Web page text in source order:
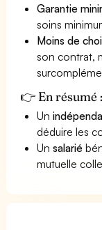
Garantie
soins
Moins de
son contrat,
👉 En résumé :
Un
déduire les
Unsalarié
mutuelle